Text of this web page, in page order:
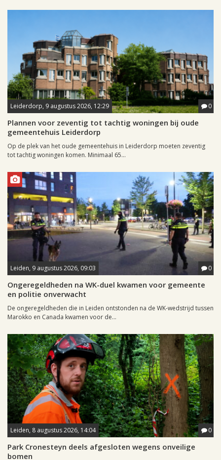
Leiderdorp, 9 augustus 2026, 12:29 0
Plannen voor zeventig tot tachtig woningen bij oude
gemeentehuis Leiderdorp
Op de plek van het oude gemeentehuis in Leiderdorp moeten zeventig
tot tachtig woningen komen. Minimaal 65...
Leiden, 9 augustus 2026, 09:03 0
Ongeregeldheden na WK-duel kwamen voor gemeente
en politie onverwacht
De ongeregeldheden die in Leiden ontstonden na de WK-wedstrijd tussen
Marokko en Canada kwamen voor de...
Leiden, 8 augustus 2026, 14:04 0
Park Cronesteyn deels afgesloten wegens onveilige
bomen